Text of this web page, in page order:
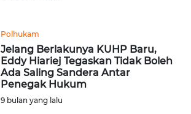
Polhukam
Jelang Berlakunya KUHP Baru,
Eddy Hiariej Tegaskan Tidak Boleh
Ada Saling Sandera Antar
Penegak Hukum
9 bulan yang lalu